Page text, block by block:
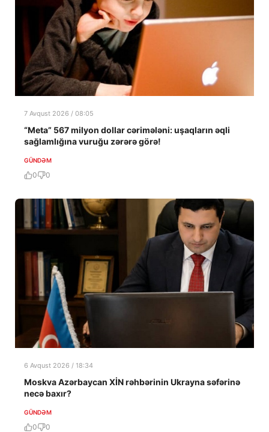
7 Avqust 2026 / 08:05
“Meta” 567 milyon dollar cərimələni: uşaqların əqli
sağlamlığına vuruğu zərərə görə!
GÜNDƏM
0 0
6 Avqust 2026 / 18:34
Moskva Azərbaycan XİN rəhbərinin Ukrayna səfərinə
necə baxır?
GÜNDƏM
0 0